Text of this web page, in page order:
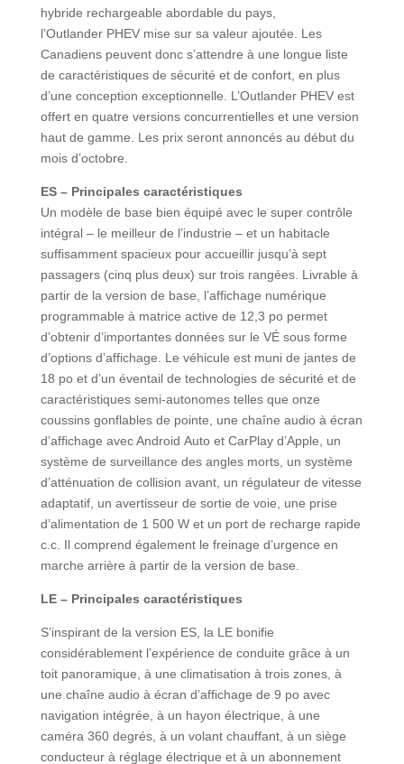
hybride rechargeable abordable du pays,
l’Outlander PHEV mise sur sa valeur ajoutée. Les
Canadiens peuvent donc s’attendre à une longue liste
de caractéristiques de sécurité et de confort, en plus
d’une conception exceptionnelle. L’Outlander PHEV est
offert en quatre versions concurrentielles et une version
haut de gamme. Les prix seront annoncés au début du
mois d’octobre.
ES – Principales caractéristiques
Un modèle de base bien équipé avec le super contrôle
intégral – le meilleur de l’industrie – et un habitacle
suffisamment spacieux pour accueillir jusqu’à sept
passagers (cinq plus deux) sur trois rangées. Livrable à
partir de la version de base, l’affichage numérique
programmable à matrice active de 12,3 po permet
d’obtenir d’importantes données sur le VÉ sous forme
d’options d’affichage. Le véhicule est muni de jantes de
18 po et d’un éventail de technologies de sécurité et de
caractéristiques semi-autonomes telles que onze
coussins gonflables de pointe, une chaîne audio à écran
d’affichage avec Android Auto et CarPlay d’Apple, un
système de surveillance des angles morts, un système
d’atténuation de collision avant, un régulateur de vitesse
adaptatif, un avertisseur de sortie de voie, une prise
d’alimentation de 1 500 W et un port de recharge rapide
c.c. Il comprend également le freinage d’urgence en
marche arrière à partir de la version de base.
LE – Principales caractéristiques
S’inspirant de la version ES, la LE bonifie
considérablement l’expérience de conduite grâce à un
toit panoramique, à une climatisation à trois zones, à
une chaîne audio à écran d’affichage de 9 po avec
navigation intégrée, à un hayon électrique, à une
caméra 360 degrés, à un volant chauffant, à un siège
conducteur à réglage électrique et à un abonnement